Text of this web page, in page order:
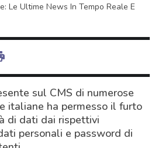
Le Ultime News In Tempo Reale E
sul CMS di numerose
italiane ha permesso il furto
di dati dai rispettivi
personali e password di